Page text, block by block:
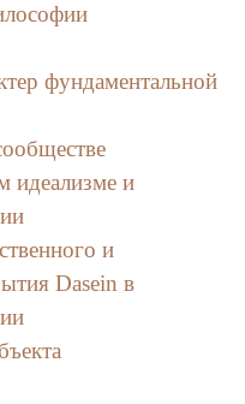
фундаментальной
идеализме и
и
Dasein в